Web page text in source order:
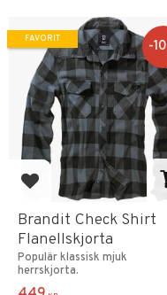
Lägg till i favoriter
Brandit Check Shirt
Flanellskjorta
Populär klassisk mjuk
herrskjorta.
10
FAVORIT